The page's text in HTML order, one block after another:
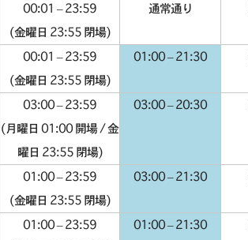
00:01 – 23:59
(金曜日 23:55 閉場)
通常通り
00:01 – 23:59
(金曜日 23:55 閉場)
01:00 – 21:30
03:00 – 23:59
(月曜日 01:00 開場 / 金
曜日 23:55 閉場)
03:00 – 20:30
01:00 – 23:59
(金曜日 23:55 閉場)
03:00 – 21:30
01:00 – 23:59
01:00 – 21:30